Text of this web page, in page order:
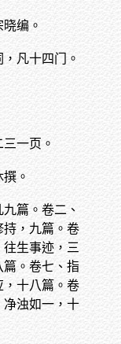
编。
凡十四门。
一页。
撰。
篇。卷二、
持，九篇。卷
生事迹，三
篇。卷七、指
，十八篇。卷
净浊如一，十